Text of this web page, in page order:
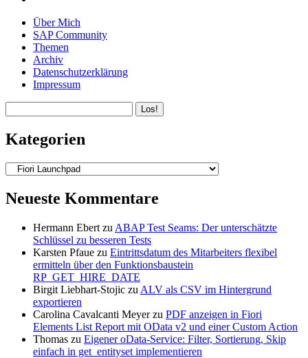
Über Mich
SAP Community
Themen
Archiv
Datenschutzerklärung
Impressum
Kategorien
Kategorien
Neueste Kommentare
Hermann Ebert zu ABAP Test Seams: Der unterschätzte
Schlüssel zu besseren Tests
Karsten Pfaue zu Eintrittsdatum des Mitarbeiters flexibel
ermitteln über den Funktionsbaustein
RP_GET_HIRE_DATE
Birgit Liebhart-Stojic zu ALV als CSV im Hintergrund
exportieren
Carolina Cavalcanti Meyerzu PDF anzeigen in Fiori
Elements List Report mit OData v2 und einer Custom Action
Thomas zu Eigener oData-Service: Filter, Sortierung, Skip
einfach in get_entityset implementieren